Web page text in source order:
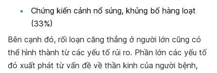
Chứng kiến cảnh nổ súng, khủng bố hàng loạt
(33%)
Bên cạnh đó, rối loạn căng thẳng ở người lớn cũng có
thể hình thành từ các yếu tố rủi ro. Phần lớn các yếu tố
đó xuất phát từ vấn đề về thần kinh của người bệnh,